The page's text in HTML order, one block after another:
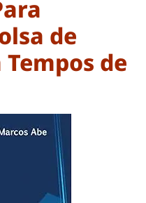
de
de